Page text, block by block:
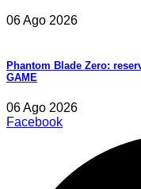
06 Ago 2026
Phantom Blade Zero:
GAME
06 Ago 2026
Facebook